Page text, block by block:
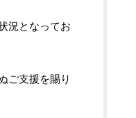
況となってお
ご支援を賜り